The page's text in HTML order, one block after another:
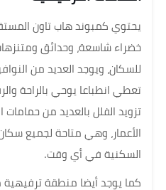
يحتوي كمبوند هاب تاون
خضراء شاسعة، وحدائق
للسكان، ويوجد العديد من
تعطي انطباعا يوحي بالراحة
تزويد الفلل بالعديد من
الأعمار، وهي متاحة لجميع
السكنية في أي وقت.
كما يوجد أيضا منطقة